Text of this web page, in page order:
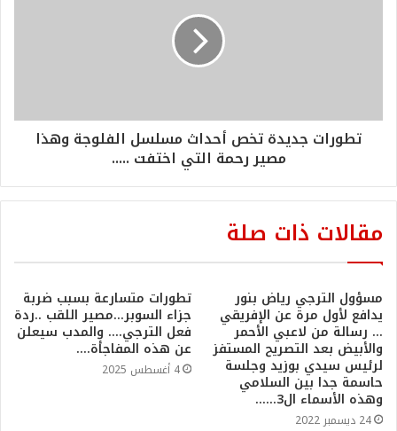
تطورات جديدة تخص أحداث مسلسل الفلوجة وهذا
مصير رحمة التي اختفت .....
مقالات ذات صلة
مسؤول الترجي رياض بنور
يدافع لأول مرة عن الإفريقي
… رسالة من لاعبي الأحمر
والأبيض بعد التصريح المستفز
لرئيس سيدي بوزيد وجلسة
حاسمة جدا بين السلامي
وهذه الأسماء ال3……
24 ديسمبر 2022
تطورات متسارعة بسبب ضربة
جزاء السوبر…مصير اللقب ..ردة
فعل الترجي…. والمدب سيعلن
عن هذه المفاجأة….
4 أغسطس 2025